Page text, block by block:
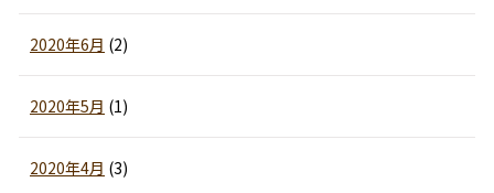
2020年6月 (2)
2020年5月 (1)
2020年4月 (3)